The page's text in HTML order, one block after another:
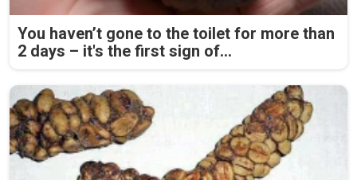
You haven’t gone to the toilet for more than
2 days – it's the first sign of...